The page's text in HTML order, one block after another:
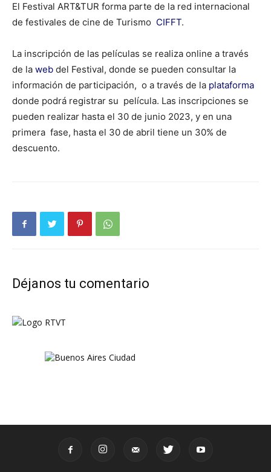
El Festival ART&TUR forma parte de la red internacional
de festivales de cine de Turismo CIFFT.
La inscripción de las películas se realiza online a través
de la web del Festival, donde se pueden consultar la
información de participación, o a través de la plataforma
donde podrá registrar su película. Las inscripciones se
pueden realizar hasta el 30 de junio 2023, y en una
primera fase, hasta el 30 de abril tiene un 30% de
descuento.
Déjanos tu comentario